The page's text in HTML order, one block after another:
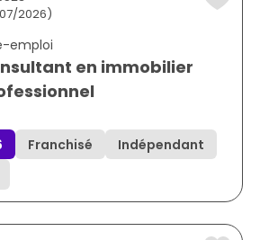
2026)
emploi
en immobilier
Franchisé
Indépendant